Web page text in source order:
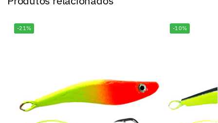
-21% -10%